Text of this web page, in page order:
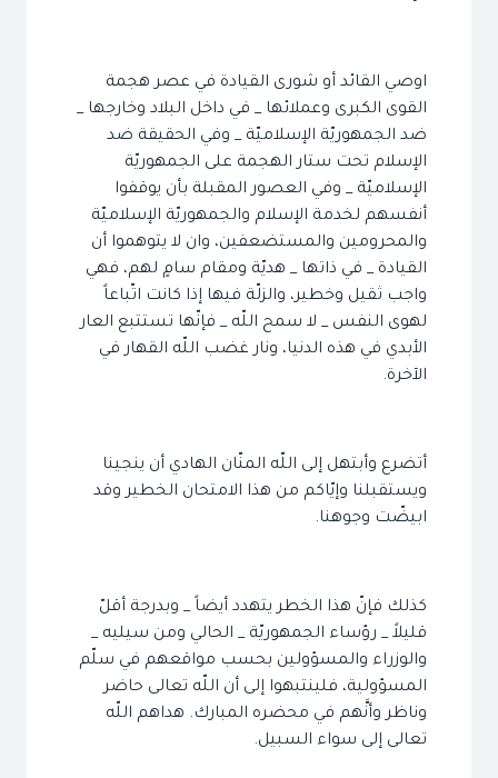
اوصي القائد أو شورى القيادة في عصر هجمة
القوى الكبرى وعملائها _ في داخل البلاد وخارجها _
ضد الجمهوريّة الإسلاميّة _ وفي الحقيقة ضد
الإسلام تحت ستار الهجمة على الجمهوريّة
الإسلاميّة _ وفي العصور المقبلة بأن يوقفوا
أنفسهم لخدمة الإسلام والجمهوريّة الإسلاميّة
والمحرومين والمستضعفين، وان لا يتوهموا أن
القيادة _ في ذاتها _ هديّة ومقام سامٍ لهم، فهي
واجب ثقيل وخطير، والزلّة فيها إذا كانت اتّباعاً
لهوى النفس _ لا سمح اللّه _ فإنّها تستتبع العار
الأبدي في هذه الدنيا، ونار غضب اللّه القهار في
الآخرة.
أتضرع وأبتهل إلى اللّه المنّان الهادي أن ينجينا
ويستقبلنا وإيّاكم من هذا الامتحان الخطير وقد
ابيضّت وجوهنا.
كذلك فإنّ هذا الخطر يتهدد أيضاً _ وبدرجة أقلّ
قليلاً _ رؤساء الجمهوريّة _ الحالي ومن سيليه _
والوزراء والمسؤولين بحسب مواقعهم في سلّم
المسؤولية، فلينتبهوا إلى أن اللّه تعالى حاضر
وناظر وأنَّهم في محضره المبارك. هداهم اللّه
تعالى إلى سواء السبيل.